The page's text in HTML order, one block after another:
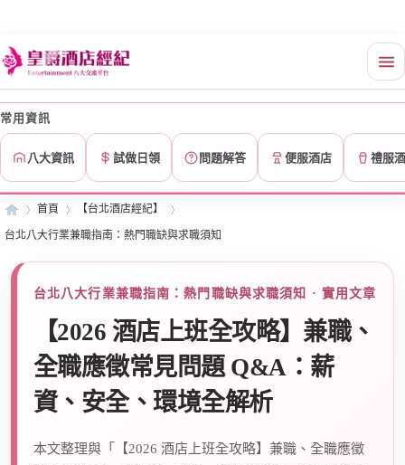
常用資訊
八大資訊 試做日領 問題解答 便服酒店 禮服
首頁
›
【台北酒店經紀】
›
台北八大行業兼職指南：熱門職缺與求職須知
台北八大行業兼職指南：熱門職缺與求職須知 · 實用文章
【2026 酒店上班全攻略】兼職、
全職應徵常見問題 Q&A：薪
資、安全、環境全解析
本文整理與「【2026 酒店上班全攻略】兼職、全職應徵